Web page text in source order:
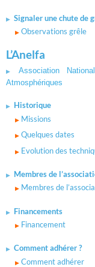
Signaler une chute de
Observations grêle
L’Anelfa
Association
Atmosphériques
Historique
Missions
Quelques dates
Evolution des
Membres de
Membres de
Financements
Financement
Comment adhérer ?
Comment adhérer